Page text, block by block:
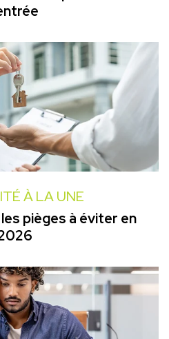
À LA UNE
pièges à éviter en